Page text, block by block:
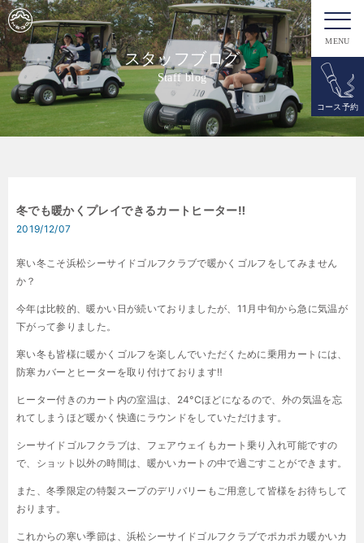
MENU
コース予約
スタッフブログ
Staff blog
冬でも暖かくプレイできるカートヒーター‼︎
2019/12/07
寒い冬こそ浜松シーサイドゴルフクラブで暖かくゴルフをしてみません
か？
今年は比較的、暖かい日が続いておりましたが、11月中旬から急に気温が
下がって参りました。
寒い冬も皆様に暖かくゴルフを楽しんでいただくために乗用カートには、
防寒カバーとヒーターを取り付けております‼︎
ヒーター付きのカート内の室温は、24°Cほどになるので、外の気温を忘
れてしまうほど暖かく快適にラウンドをしていただけます。
シーサイドゴルフクラブは、フェアウェイもカート乗り入れ可能ですの
で、ショット以外の時間は、暖かいカートの中で過ごすことができます。
また、冬季限定の特製スープのデリバリーもご用意して皆様をお待ちして
おります。
これからの寒い季節は、浜松シーサイドゴルフクラブでポカポカ暖かいカ